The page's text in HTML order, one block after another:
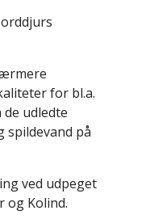
for bl.a.
udledte
på
ved udpeget
og Kolind.